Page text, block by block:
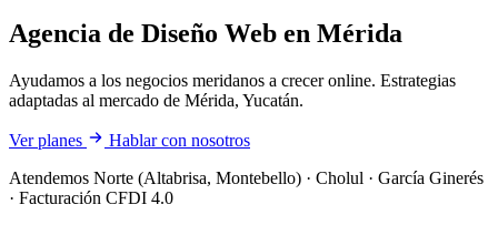
Agencia de Diseño Web en Mérida
Ayudamos a los negocios meridanos a crecer online. Estrategias
adaptadas al mercado de Mérida, Yucatán.
Ver planes
Hablar con nosotros
Atendemos Norte (Altabrisa, Montebello) · Cholul · García Ginerés
· Facturación CFDI 4.0